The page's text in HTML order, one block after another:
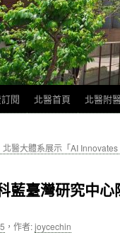
閱 北醫首頁 北醫附
醫大體系展示「AI
藍臺灣研究中
， 作者:joycechin